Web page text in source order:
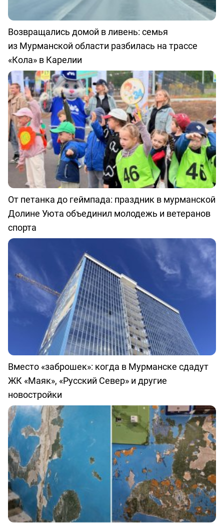
Возвращались домой в ливень: семья
из Мурманской области разбилась на трассе
«Кола» в Карелии
От петанка до геймпада: праздник в мурманской
Долине Уюта объединил молодежь и ветеранов
спорта
Вместо «заброшек»: когда в Мурманске сдадут
ЖК «Маяк», «Русский Север» и другие
новостройки